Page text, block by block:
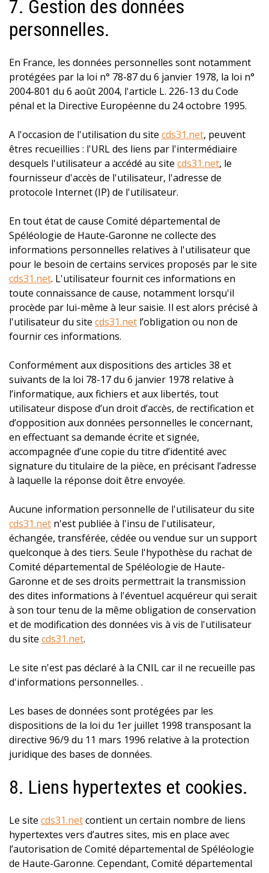
7. Gestion des données
personnelles.
En France, les données personnelles sont notamment
protégées par la loi n° 78-87 du 6 janvier 1978, la loi n°
2004-801 du 6 août 2004, l'article L. 226-13 du Code
pénal et la Directive Européenne du 24 octobre 1995.
A l'occasion de l'utilisation du site cds31.net, peuvent
êtres recueillies : l'URL des liens par l'intermédiaire
desquels l'utilisateur a accédé au site cds31.net, le
fournisseur d'accès de l'utilisateur, l'adresse de
protocole Internet (IP) de l'utilisateur.
En tout état de cause Comité départemental de
Spéléologie de Haute-Garonne ne collecte des
informations personnelles relatives à l'utilisateur que
pour le besoin de certains services proposés par le site
cds31.net. L'utilisateur fournit ces informations en
toute connaissance de cause, notamment lorsqu'il
procède par lui-même à leur saisie. Il est alors précisé à
l'utilisateur du site cds31.net l’obligation ou non de
fournir ces informations.
Conformément aux dispositions des articles 38 et
suivants de la loi 78-17 du 6 janvier 1978 relative à
l’informatique, aux fichiers et aux libertés, tout
utilisateur dispose d’un droit d’accès, de rectification et
d’opposition aux données personnelles le concernant,
en effectuant sa demande écrite et signée,
accompagnée d’une copie du titre d’identité avec
signature du titulaire de la pièce, en précisant l’adresse
à laquelle la réponse doit être envoyée.
Aucune information personnelle de l'utilisateur du site
cds31.net n'est publiée à l'insu de l'utilisateur,
échangée, transférée, cédée ou vendue sur un support
quelconque à des tiers. Seule l'hypothèse du rachat de
Comité départemental de Spéléologie de Haute-
Garonne et de ses droits permettrait la transmission
des dites informations à l'éventuel acquéreur qui serait
à son tour tenu de la même obligation de conservation
et de modification des données vis à vis de l'utilisateur
du site cds31.net.
Le site n'est pas déclaré à la CNIL car il ne recueille pas
d'informations personnelles. .
Les bases de données sont protégées par les
dispositions de la loi du 1er juillet 1998 transposant la
directive 96/9 du 11 mars 1996 relative à la protection
juridique des bases de données.
8. Liens hypertextes et cookies.
Le site cds31.netcontient un certain nombre de liens
hypertextes vers d’autres sites, mis en place avec
l’autorisation de Comité départemental de Spéléologie
de Haute-Garonne. Cependant, Comité départemental